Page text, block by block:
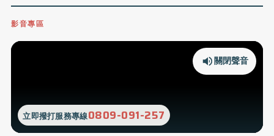
影音專區
立即撥打服務專線0809-091-257
關閉聲音